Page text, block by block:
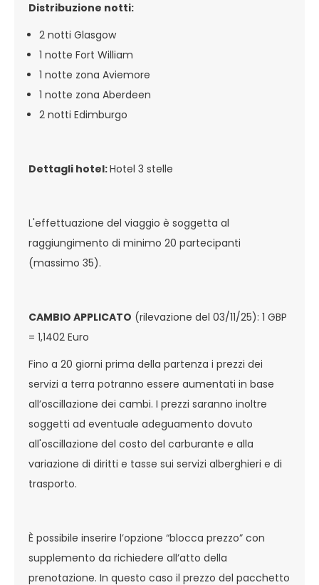
Distribuzione notti:
2 notti Glasgow
1 notte Fort William
1 notte zona Aviemore
1 notte zona Aberdeen
2 notti Edimburgo
Dettagli hotel:Hotel 3 stelle
L'effettuazione del viaggio è soggetta al
raggiungimento di minimo 20 partecipanti
(massimo 35).
CAMBIO APPLICATO (rilevazione del 03/11/25): 1 GBP
= 1,1402 Euro
Fino a 20 giorni prima della partenza i prezzi dei
servizi a terra potranno essere aumentati in base
all’oscillazione dei cambi. I prezzi saranno inoltre
soggetti ad eventuale adeguamento dovuto
all'oscillazione del costo del carburante e alla
variazione di diritti e tasse sui servizi alberghieri e di
trasporto.
È possibile inserire l’opzione “blocca prezzo” con
supplemento da richiedere all’atto della
prenotazione. In questo caso il prezzo del pacchetto